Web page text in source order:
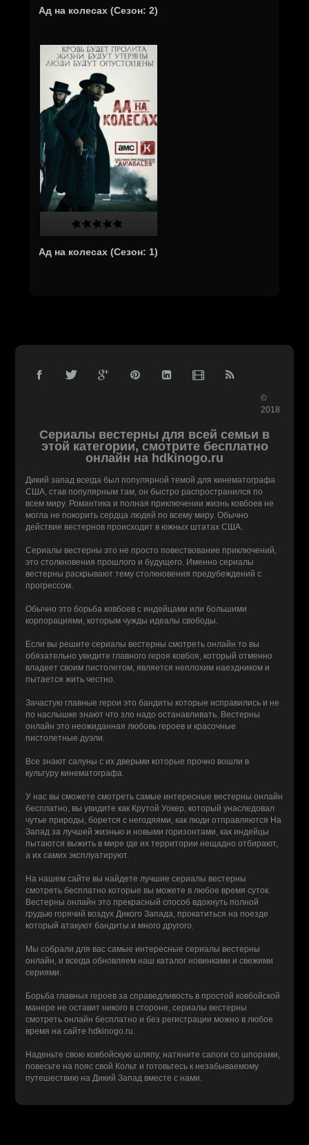
Ад на колесах (Cезон: 2)
Ад на колесах (Cезон: 1)
©
2018
Сериалы вестерны для всей семьи в
этой категории, смотрите бесплатно
онлайн на hdkinogo.ru
Дикий запад всегда был популярной темой для кинематографа
США, став популярным там, он быстро распространился по
всем миру. Романтика и полная приключении жизнь ковбоев не
могла не покорить сердца людей по всему миру. Обычно
действие вестернов происходит в южных штатах США.
Сериалы вестерны это не просто повествование приключений,
это столкновения прошлого и будущего. Именно сериалы
вестерны раскрывают тему столкновения предубеждений с
прогрессом.
Обычно это борьба ковбоев с индейцами или большими
корпорациями, которым чужды идеалы свободы.
Если вы решите сериалы вестерны смотреть онлайн то вы
обязательно увидите главного героя ковбоя, который отменно
владеет своим пистолетом, является неплохим наездником и
пытается жить честно.
Зачастую главные герои это бандиты которые исправились и не
по наслышке знают что зло надо останавливать. Вестерны
онлайн это неожиданная любовь героев и красочные
пистолетные дуэли.
Все знают салуны с их дверьми которые прочно вошли в
культуру кинематографа.
У нас вы сможете смотреть самые интересные вестерны онлайн
бесплатно, вы увидите как Крутой Уокер, который унаследовал
чутье природы, борется с негодяями, как люди отправляются На
Запад за лучшей жизнью и новыми горизонтами, как индейцы
пытаются выжить в мире где их территории нещадно отбирают,
а их самих эксплуатируют.
На нашем сайте вы найдете лучшие сериалы вестерны
смотреть бесплатно которые вы можете в любое время суток.
Вестерны онлайн это прекрасный способ вдохнуть полной
грудью горячий воздух Дикого Запада, прокатиться на поезде
который атакуют бандиты и много другого.
Мы собрали для вас самые интересные сериалы вестерны
онлайн, и всегда обновляем наш каталог новинками и свежими
сериями.
Борьба главных героев за справедливость в простой ковбойской
манере не оставит никого в стороне, сериалы вестерны
смотреть онлайн бесплатно и без регистрации можно в любое
время на сайте hdkinogo.ru.
Наденьте свою ковбойскую шляпу, натяните сапоги со шпорами,
повесьте на пояс свой Кольт и готовьтесь к незабываемому
путешествию на Дикий Запад вместе с нами.